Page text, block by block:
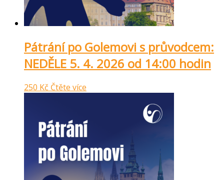
Pátrání po Golemovi s průvodcem:
NEDĚLE 5. 4. 2026 od 14:00 hodin
250 Kč Čtěte více